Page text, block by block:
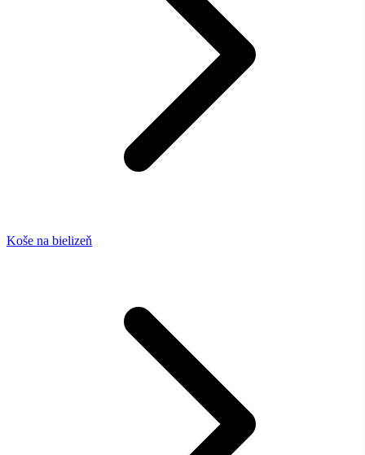
Koše na bielizeň